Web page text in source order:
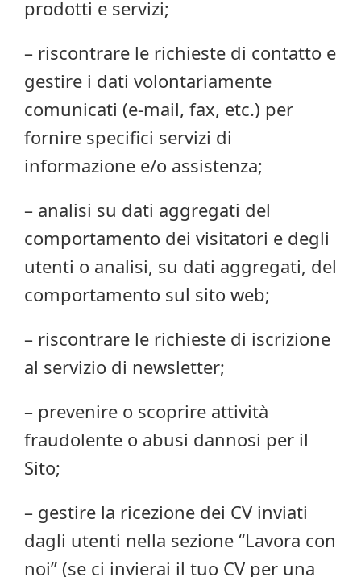
prodotti e servizi;
– riscontrare le richieste di contatto e
gestire i dati volontariamente
comunicati (e-mail, fax, etc.) per
fornire specifici servizi di
informazione e/o assistenza;
– analisi su dati aggregati del
comportamento dei visitatori e degli
utenti o analisi, su dati aggregati, del
comportamento sul sito web;
– riscontrare le richieste di iscrizione
al servizio di newsletter;
– prevenire o scoprire attività
fraudolente o abusi dannosi per il
Sito;
– gestire la ricezione dei CV inviati
dagli utenti nella sezione “Lavora con
noi” (se ci invierai il tuo CV per una